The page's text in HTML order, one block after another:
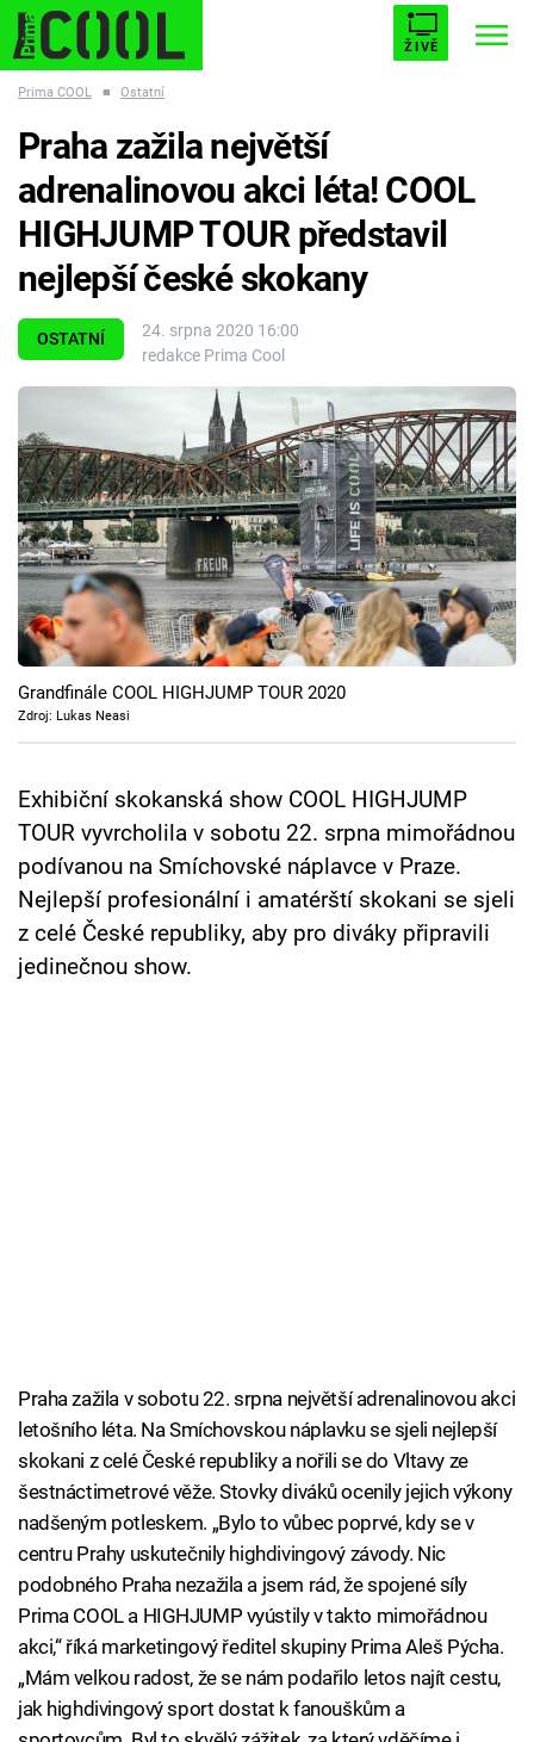
ŽIVĚ
ESCAPE PLNEJ KOTEL AVENGERS 5
Témata
Filmy
Seriály
Hry
Cool Esport
Pořady
TV Program
Přihlášení
Sledujte nás
Prima COOL ■ Ostatní
OSTATNÍ
24. srpna 2020 16:00
redakce Prima Cool
Praha zažila největší
adrenalinovou akci léta! COOL
HIGHJUMP TOUR představil
nejlepší české skokany
Grandfinále COOL HIGHJUMP TOUR 2020
Zdroj: Lukas Neasi
Exhibiční skokanská show COOL HIGHJUMP
TOUR vyvrcholila v sobotu 22. srpna mimořádnou
podívanou na Smíchovské náplavce v Praze.
Nejlepší profesionální i amatérští skokani se sjeli
z celé České republiky, aby pro diváky připravili
jedinečnou show.
Praha zažila v sobotu 22. srpna největší adrenalinovou akci
letošního léta. Na Smíchovskou náplavku se sjeli nejlepší
skokani z celé České republiky a nořili se do Vltavy ze
šestnáctimetrové věže. Stovky diváků ocenily jejich výkony
nadšeným potleskem. „Bylo to vůbec poprvé, kdy se v
centru Prahy uskutečnily highdivingový závody. Nic
podobného Praha nezažila a jsem rád, že spojené síly
Prima COOL a HIGHJUMP vyústily v takto mimořádnou
akci,“ říká marketingový ředitel skupiny Prima Aleš Pýcha.
„Mám velkou radost, že se nám podařilo letos najít cestu,
jak highdivingový sport dostat k fanouškům a